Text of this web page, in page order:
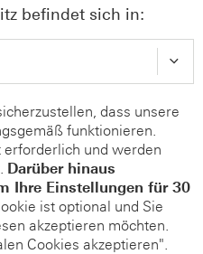
befindet sich in:
dass unsere
funktionieren.
erforderlich und werden
Darüber hinaus
Ihre Einstellungen für 30
ist optional und Sie
akzeptieren möchten.
Cookies akzeptieren".